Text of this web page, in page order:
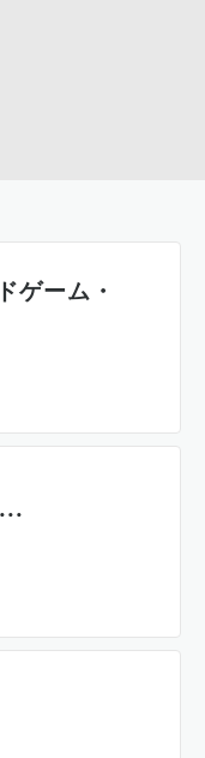
ゲーム・